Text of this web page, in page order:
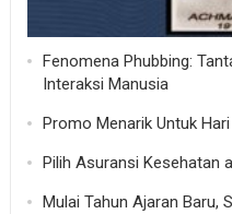
Fenomena Phubbing:
Interaksi Manusia
Promo Menarik Untuk
Pilih Asuransi Kesehatan
Mulai Tahun Ajaran Baru,